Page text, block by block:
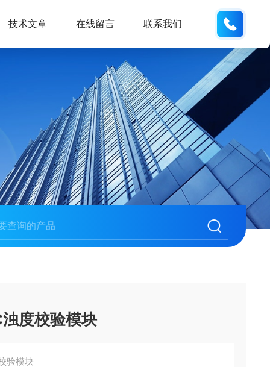
技术文章 在线留言 联系我们
浊度校验模块
校验模块